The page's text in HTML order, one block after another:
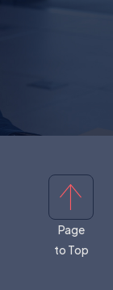
Page
to Top